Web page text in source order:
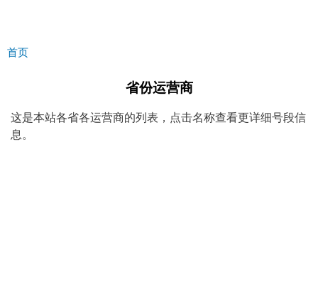
你在这里
首页
省份运营商
这是本站各省各运营商的列表，点击名称查看更详细号段信
息。